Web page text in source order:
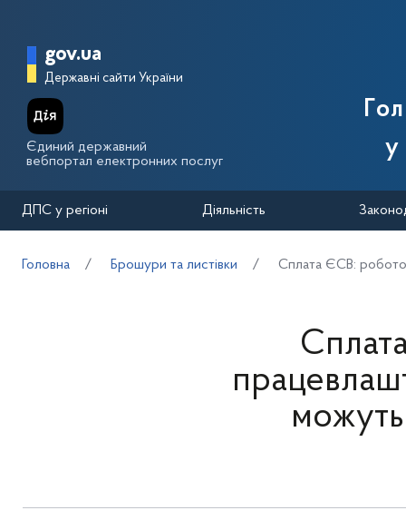
Головна сторінка Державної
gov.ua
Державні сайти України
Єдиний державний
вебпортал електронних послуг
у
ДПС у регіоні Діяльність
Головна Брошури та листівки Сплата ЄСВ: